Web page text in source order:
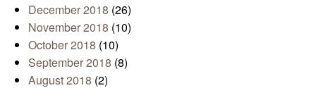
December 2018 (26)
November 2018 (10)
October 2018 (10)
September 2018 (8)
August 2018 (2)